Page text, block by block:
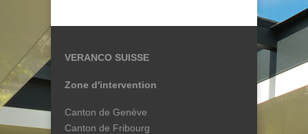
VERANCO SUISSE
Zone d'intervention
Canton de Genève
Canton de Fribourg